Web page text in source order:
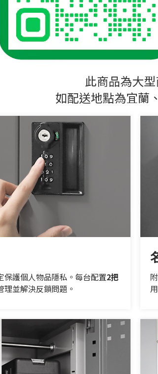
此商品為大
如配送地點為宜蘭
保護個人物品隱私。每台配置2把
理並解決反鎖問題。